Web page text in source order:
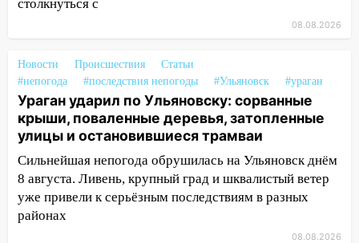
Ульяновске останется закрытым до
05:18
на 8 августа — кому повезет с
деньгами, а кого ждет неожиданная
встреча
04:47 В Ульяновской области объявили
ракетную опасность: звучат сирены
07.08.2026
20:40 Ульяновские аграрии смогут
купить тракторы с отсрочкой платежа
столкнуться с
08.08.2026
Новости Происшествия
Статьи
#непогода
#последствия непогоды #Ульяновск #ураган
Ураган ударил по Ульяновску: сорванные
крыши, поваленные деревья, затопленные
улицы и остановившиеся трамваи
Сильнейшая непогода обрушилась на Ульяновск днём
8 августа. Ливень, крупный град и шквалистый ветер
уже привели к серьёзным последствиям в разных
районах
08.08.2026